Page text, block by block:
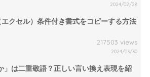
2024/02/28
エクセル）条件付き書式をコピーする方法
217503 views
2024/03/30
」は二重敬語？正しい言い換え表現を紹